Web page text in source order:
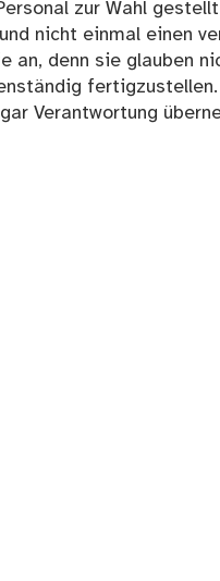
zur Wahl
nicht einmal einen
denn sie glauben
Verantwortung